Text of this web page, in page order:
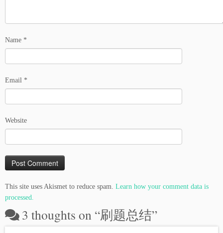
Name *
Email *
Website
This site uses Akismet to reduce spam. Learn how your comment data is
processed.
3 thoughts on “刷题总结”